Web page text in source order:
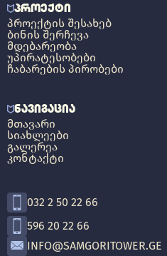
ᲞᲠᲝᲔᲥᲢᲘ
ᲞᲠᲝᲔᲥᲢᲘᲡ ᲨᲔᲡᲐᲮᲔᲑ
ᲑᲘᲜᲘᲡ ᲨᲔᲠᲩᲔᲕᲐ
ᲛᲓᲔᲑᲐᲠᲔᲝᲑᲐ
ᲣᲞᲘᲠᲐᲢᲔᲡᲝᲑᲔᲑᲘ
ᲩᲐᲑᲐᲠᲔᲑᲘᲡ ᲞᲘᲠᲝᲑᲔᲑᲘ
ᲜᲐᲕᲘᲒᲐᲪᲘᲐ
ᲛᲗᲐᲕᲐᲠᲘ
ᲡᲘᲐᲮᲚᲔᲔᲑᲘ
ᲒᲐᲚᲔᲠᲔᲐ
ᲙᲝᲜᲢᲐᲥᲢᲘ
032 2 50 22 66
596 20 22 66
INFO@SAMGORITOWER.GE